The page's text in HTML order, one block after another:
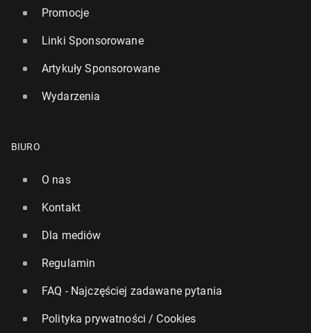
Promocje
Linki Sponsorowane
Artykuły Sponsorowane
Wydarzenia
BIURO
O nas
Kontakt
Dla mediów
Regulamin
FAQ - Najczęściej zadawane pytania
Polityka prywatności / Cookies